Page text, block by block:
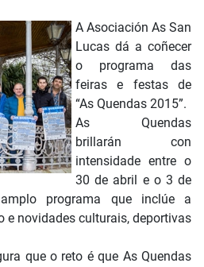
A Asociación As San
Lucas dá a coñecer
o programa das
feiras e festas de
“As Quendas 2015”.
As Quendas
brillarán con
intensidade entre o
30 de abril e o 3 de
programa que inclúe a
e novidades culturais, deportivas
que o reto é que As Quendas